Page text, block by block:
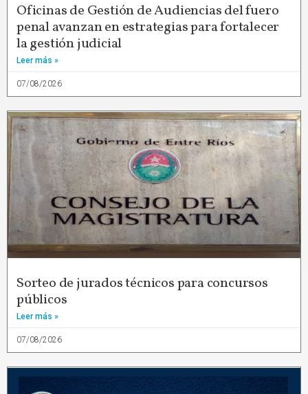
Oficinas de Gestión de Audiencias del fuero
penal avanzan en estrategias para fortalecer
la gestión judicial
Leer más »
07/08/2026
Sorteo de jurados técnicos para concursos
públicos
Leer más »
07/08/2026